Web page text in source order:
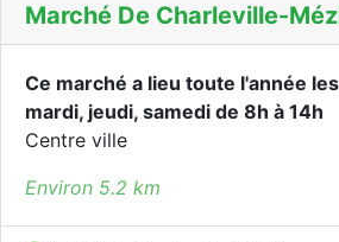
Marché De Charleville-
Ce marché a lieu toute l'année
mardi, jeudi, samedi de 8h à 14h
Centre ville
Environ 5.2 km